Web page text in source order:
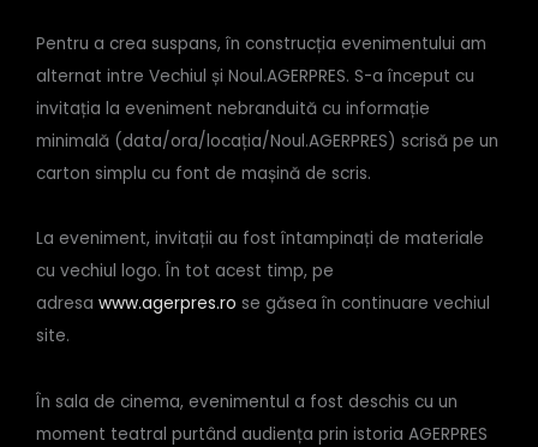
Pentru a crea suspans, în construcția evenimentului am
alternat intre Vechiul și Noul.AGERPRES. S-a început cu
invitația la eveniment nebranduită cu informație
minimală (data/ora/locația/Noul.AGERPRES) scrisă pe un
carton simplu cu font de mașină de scris.
La eveniment, invitații au fost întampinați de materiale
cu vechiul logo. În tot acest timp, pe
adresa www.agerpres.ro se găsea în continuare vechiul
site.
În sala de cinema, evenimentul a fost deschis cu un
moment teatral purtând audiența prin istoria AGERPRES